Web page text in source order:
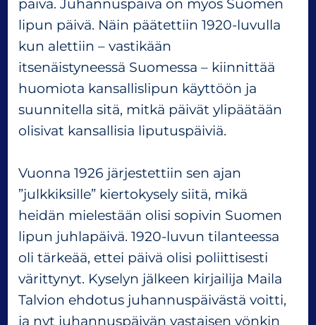
S
o
m
e
n
u
n
p
i
v
ä
päivä. Juhannuspäivä on myös Suomen
lipun päivä. Näin päätettiin 1920-luvulla
kun alettiin – vastikään
itsenäistyneessä Suomessa – kiinnittää
huomiota kansallislipun käyttöön ja
suunnitella sitä, mitkä päivät ylipäätään
olisivat kansallisia liputuspäiviä.
Vuonna 1926 järjestettiin sen ajan
”julkkiksille” kiertokysely siitä, mikä
heidän mielestään olisi sopivin Suomen
lipun juhlapäivä. 1920-luvun tilanteessa
oli tärkeää, ettei päivä olisi poliittisesti
värittynyt. Kyselyn jälkeen kirjailija Maila
Talvion ehdotus juhannuspäivästä voitti,
ja nyt juhannuspäivän vastaisen yönkin